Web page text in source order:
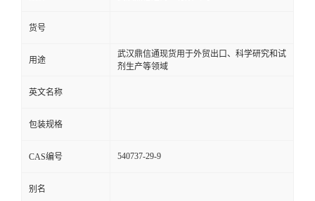
货号
用途
武汉鼎信通现货用于外贸出口、科学研究和试
剂生产等领域
英文名称
包装规格
CAS编号 540737-29-9
别名